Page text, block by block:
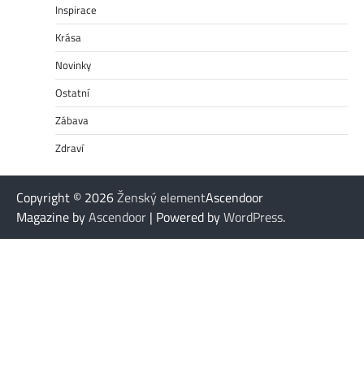
Inspirace
Krása
Novinky
Ostatní
Zábava
Zdraví
Copyright © 2026Ženský elementAscendoor
Magazine byAscendoor | Powered byWordPress.